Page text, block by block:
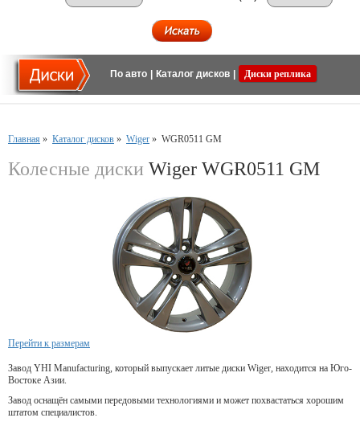
По авто Каталог дисков Диски реплика
Главная » Каталог дисков » Wiger » WGR0511 GM
Колесные диски Wiger WGR0511 GM
Перейти к размерам
Завод YHI Manufacturing, который выпускает литые диски Wiger, находится на Юго-
Востоке Азии.
Завод оснащён самыми передовыми технологиями и может похвастаться хорошим
штатом специалистов.